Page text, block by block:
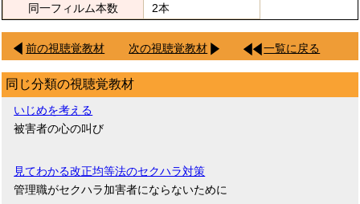
同一フィルム本数
2本
前の視聴覚教材 次の視聴覚教材 一覧に戻る
同じ分類の視聴覚教材
いじめを考える
被害者の心の叫び
見てわかる改正均等法のセクハラ対策
管理職がセクハラ加害者にならないために